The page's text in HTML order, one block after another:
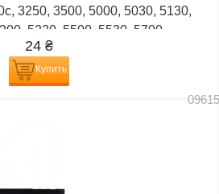
3250, 3500, 5000, 5030, 5130,
5220, 5500, 5530, 5700,...
24 ₴
Купить